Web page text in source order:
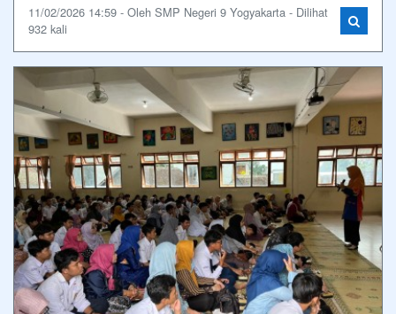
11/02/2026 14:59 - Oleh SMP Negeri 9 Yogyakarta - Dilihat
932 kali